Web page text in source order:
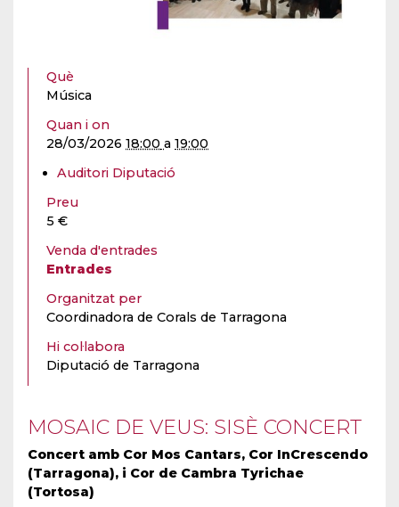
Què
Música
Quan i on
28/03/2026 18:00 a 19:00
Auditori Diputació
Preu
5 €
Venda d'entrades
Entrades
Organitzat per
Coordinadora de Corals de Tarragona
Hi col·labora
Diputació de Tarragona
MOSAIC DE VEUS: SISÈ CONCERT
Concert amb Cor Mos Cantars, Cor InCrescendo
(Tarragona), i Cor de Cambra Tyrichae
(Tortosa)